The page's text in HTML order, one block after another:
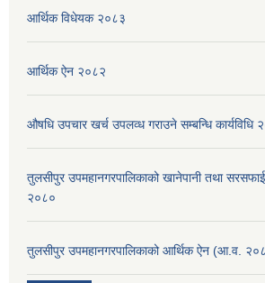
आर्थिक विधेयक २०८३
आर्थिक ऐन २०८२
औषधि उपचार खर्च उपलव्ध गराउने सम्बन्धि कार्यविधि
तुलसीपुर उपमहानगरपालिकाको खानेपानी तथा
२०८०
तुलसीपुर उपमहानगरपालिकाको आर्थिक ऐन (आ.व.